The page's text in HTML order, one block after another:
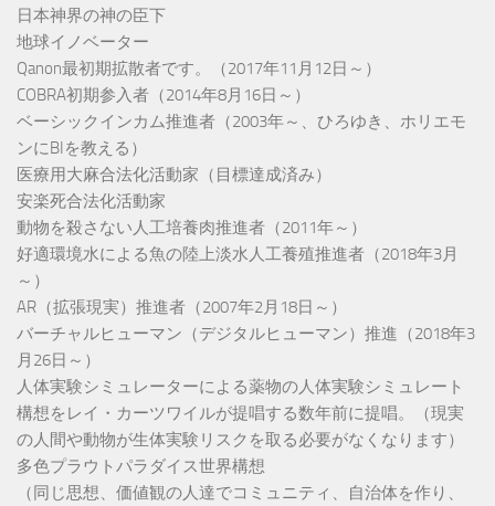
日本神界の神の臣下
地球イノベーター
Qanon最初期拡散者です。（2017年11月12日～）
COBRA初期参入者（2014年8月16日～）
ベーシックインカム推進者（2003年～、ひろゆき、ホリエモ
ンにBIを教える）
医療用大麻合法化活動家（目標達成済み）
安楽死合法化活動家
動物を殺さない人工培養肉推進者（2011年～）
好適環境水による魚の陸上淡水人工養殖推進者（2018年3月
～）
AR（拡張現実）推進者（2007年2月18日～）
バーチャルヒューマン（デジタルヒューマン）推進（2018年3
月26日～）
人体実験シミュレーターによる薬物の人体実験シミュレート
構想をレイ・カーツワイルが提唱する数年前に提唱。（現実
の人間や動物が生体実験リスクを取る必要がなくなります）
多色プラウトパラダイス世界構想
（同じ思想、価値観の人達でコミュニティ、自治体を作り、